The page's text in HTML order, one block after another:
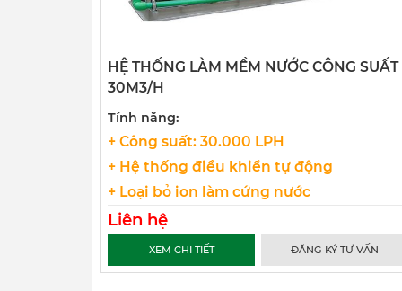
HỆ THỐNG LÀM MỀM NƯỚC CÔNG SUẤT
30M3/H
Tính năng:
+ Công suất: 30.000 LPH
+ Hệ thống điều khiển tự động
+ Loại bỏ ion làm cứng nước
Liên hệ
XEM CHI TIẾT ĐĂNG KÝ TƯ VẤN